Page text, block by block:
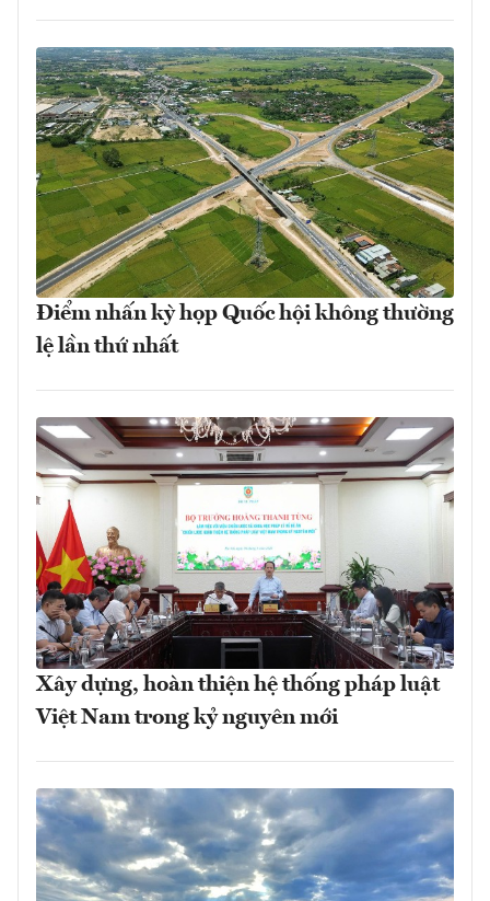
Điểm nhấn kỳ họp Quốc hội không thường
lệ lần thứ nhất
Xây dựng, hoàn thiện hệ thống pháp luật
Việt Nam trong kỷ nguyên mới